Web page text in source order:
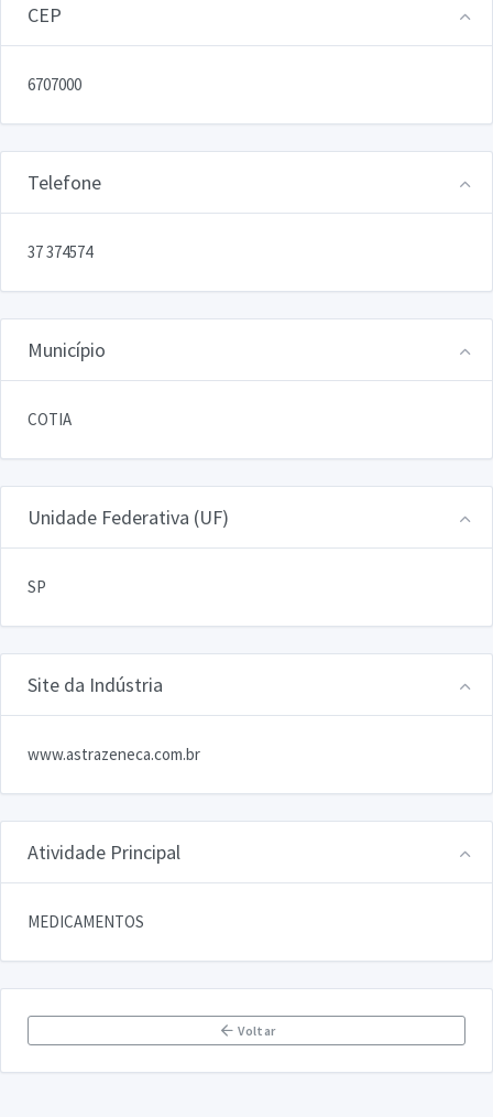
CEP
6707000
Telefone
37 374574
Município
COTIA
Unidade Federativa (UF)
SP
Site da Indústria
www.astrazeneca.com.br
Atividade Principal
MEDICAMENTOS
Voltar